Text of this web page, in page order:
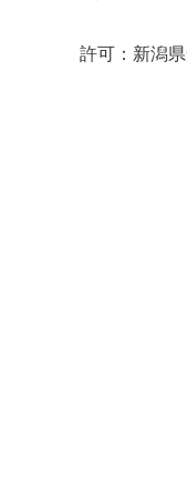
許可：新潟